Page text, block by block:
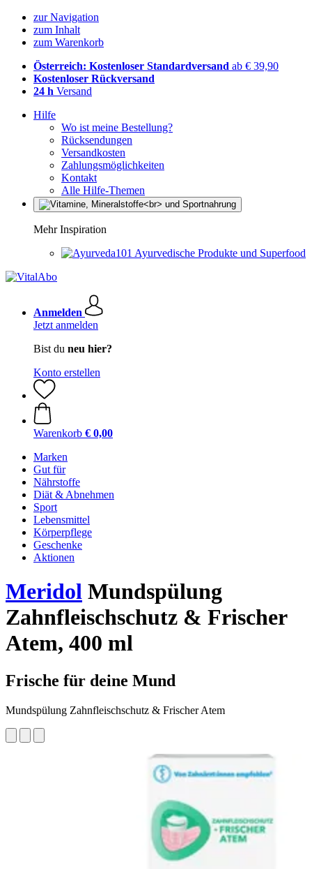
zur Navigation
zum Inhalt
zum Warenkorb
Österreich: Kostenloser Standardversand ab € 39,90
Kostenloser Rückversand
24 h Versand
Hilfe
Wo ist meine Bestellung?
Rücksendungen
Versandkosten
Zahlungsmöglichkeiten
Kontakt
Alle Hilfe-Themen
Mehr Inspiration
Ayurvedische Produkte und Superfood
Anmelden
Jetzt anmelden
Bist du neu hier?
Konto erstellen
Warenkorb € 0,00
Marken
Gut für
Nährstoffe
Diät & Abnehmen
Sport
Lebensmittel
Körperpflege
Geschenke
Aktionen
Meridol Mundspülung
Zahnfleischschutz & Frischer
Atem, 400 ml
Frische für deine Mund
Mundspülung Zahnfleischschutz & Frischer Atem